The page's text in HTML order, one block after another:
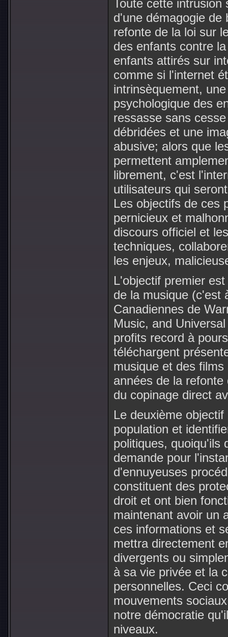
Toute cette
d'une démagogie de
refonte de la loi sur
des enfants contre
enfants attirés sur
comme si l'internet
intrinsèquement,
psychologique des
ressasse sans
débridées et une
abusive; alors que
permettent
librement, c'est
utilisateurs qui
Les objectifs de ces
pernicieux et
discours officiel et
techniques,
les enjeux,
L'objectif premier
de la musique (c'est
Canadiennes de
Music, and
profits record à
téléchargent
musique et des
années de la
du copinage direct
Le deuxième
population et
politiques, quoiqu'ils
demande pour
d'ennuyeuses
constituent des
droit et ont bien
maintenant avoir un
ces informations et
mettra directement
divergents ou
à sa vie privée et la
personnelles. Ceci
mouvements
notre démocratie
niveaux.